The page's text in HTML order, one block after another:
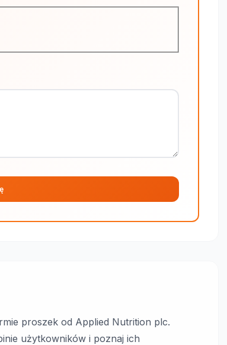
proszek od Applied Nutrition plc.
użytkowników i poznaj ich